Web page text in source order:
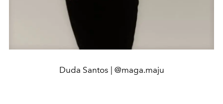
Duda Santos | @maga.maju